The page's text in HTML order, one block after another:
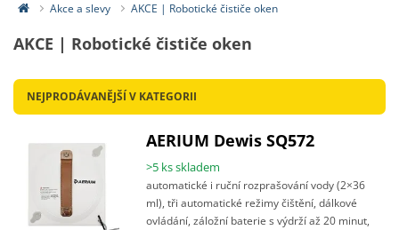
Akce a slevy AKCE | Robotické čističe oken
AKCE | Robotické čističe oken
NEJPRODÁVANĚJŠÍ V KATEGORII
AERIUM Dewis SQ572
>5 ks skladem
automatické i ruční rozprašování vody (2×36
ml), tři automatické režimy čištění, dálkové
ovládání, záložní baterie s výdrží až 20 minut,